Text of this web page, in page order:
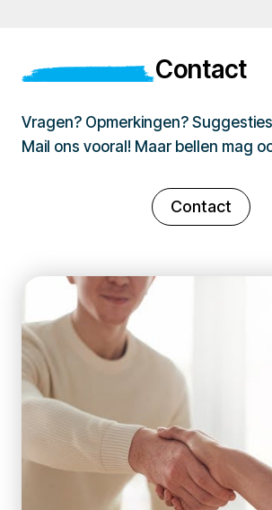
Contact
Vragen? Opmerkingen?
Mail ons vooral! Maar bellen mag
Contact